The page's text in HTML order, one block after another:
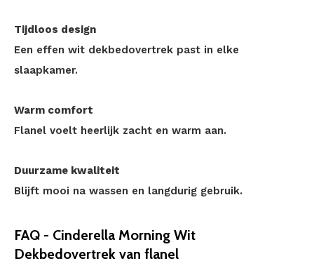
Tijdloos design
Een effen wit dekbedovertrek past in elke
slaapkamer.
Warm comfort
Flanel voelt heerlijk zacht en warm aan.
Duurzame kwaliteit
Blijft mooi na wassen en langdurig gebruik.
FAQ - Cinderella Morning Wit
Dekbedovertrek van flanel